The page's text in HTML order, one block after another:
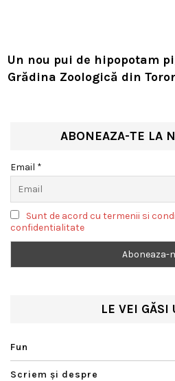
Un nou pui de hipopotam
Grădina Zoologică din
ABONEAZA-TE LA
Email *
Sunt de acord cu termenii si
confidentialitate
LE VEI GĂSI
Fun
Scriem şi despre